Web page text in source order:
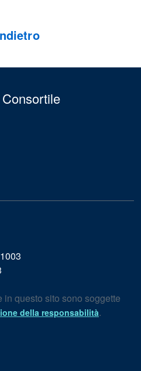
questo sito sono soggette
della responsabilità.